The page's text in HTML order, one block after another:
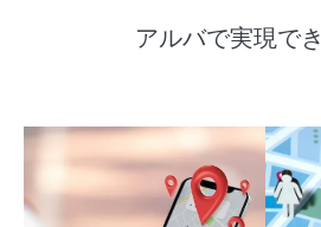
アルバで実現で